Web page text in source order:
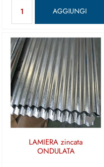
AGGIUNGI
LAMIERA zincata
ONDULATA